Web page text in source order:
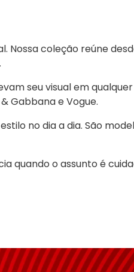
coleção reúne
seu visual em
Gabbana e Vogue.
no dia a dia. São
quando o assunto é